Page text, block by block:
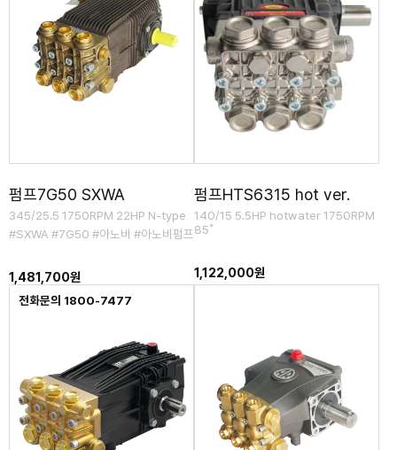
펌프7G50 SXWA
345/25.5 1750RPM 22HP N-type
#SXWA #7G50 #아노비 #아노비펌프
1,481,700원
펌프HTS6315 hot ver.
140/15 5.5HP hotwater 1750RPM
85˚
1,122,000원
전화문의 1800-7477